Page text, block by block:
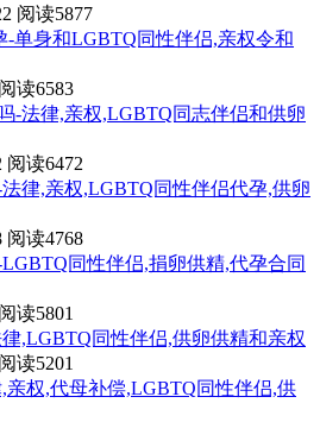
阅读5877
-单身和LGBTQ同性伴侣,亲权令和
阅读6583
-法律,亲权,LGBTQ同志伴侣和供卵
阅读6472
律,亲权,LGBTQ同性伴侣代孕,供卵
阅读4768
同性伴侣,捐卵供精,代孕合同
阅读5801
,LGBTQ同性伴侣,供卵供精和亲权
阅读5201
亲权,代母补偿,LGBTQ同性伴侣,供